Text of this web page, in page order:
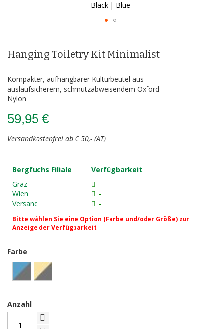
Black | Blue
der
Bildergalerie
Hanging Toiletry Kit Minimalist
Kompakter, aufhängbarer Kulturbeutel aus
auslaufsicherem, schmutzabweisendem Oxford
Nylon
59,95 €
Versandkostenfrei ab € 50,- (AT)
Bergfuchs Filiale
Verfügbarkeit
Graz
-
Wien
-
Versand
-
Bitte wählen Sie eine Option (Farbe und/oder Größe) zur
Anzeige der Verfügbarkeit
Farbe
Anzahl